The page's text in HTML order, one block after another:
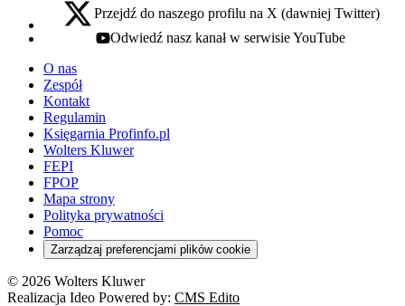
x - otwiera się w nowej karcie
Przejdź do naszego profilu na X (dawniej Twitter)
youtube - otwiera się w nowej karcie
Odwiedź nasz kanał w serwisie YouTube
O nas
Zespół
Kontakt
Regulamin
Księgarnia Profinfo.pl
Wolters Kluwer
FEPI
FPOP
Mapa strony
Polityka prywatności
Pomoc
Zarządzaj preferencjami plików cookie
© 2026 Wolters Kluwer
Realizacja Ideo Powered by: CMS Edito